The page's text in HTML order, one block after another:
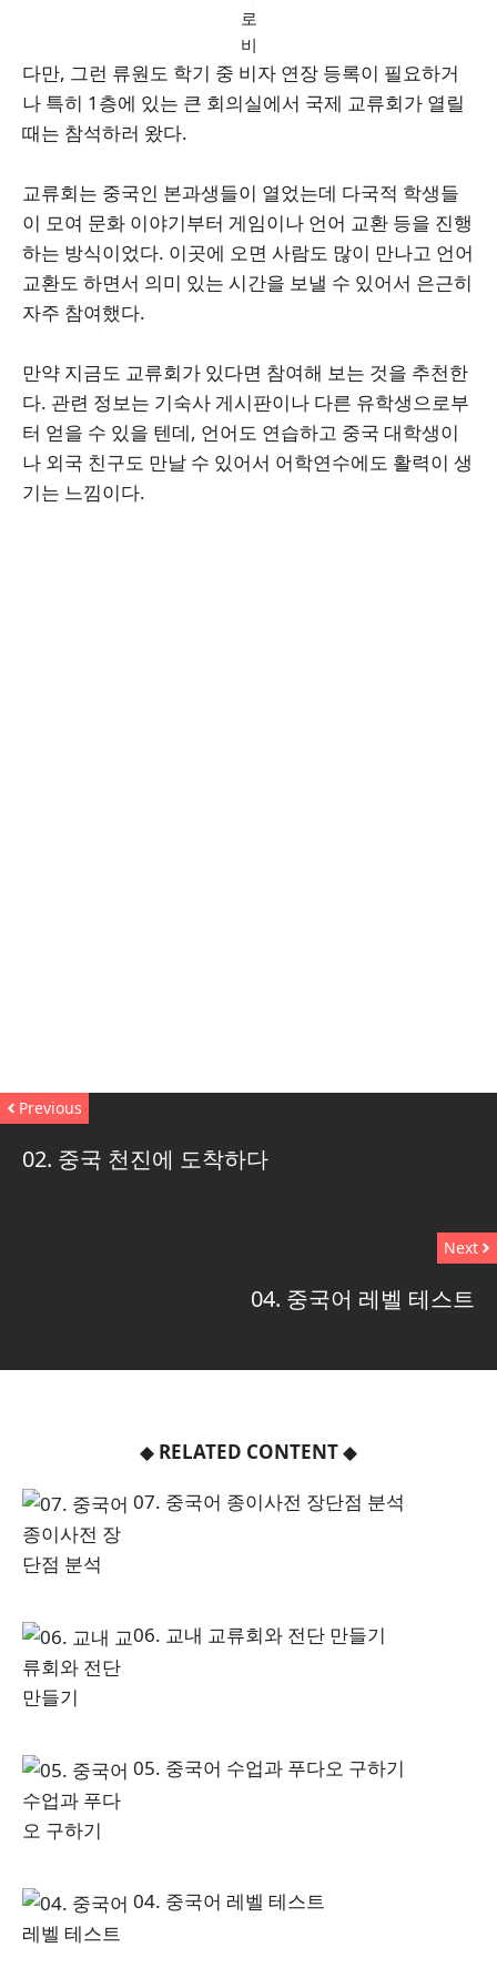
로
비
다만, 그런 류원도 학기 중 비자 연장 등록이 필요하거
나 특히 1층에 있는 큰 회의실에서 국제 교류회가 열릴
때는 참석하러 왔다.
교류회는 중국인 본과생들이 열었는데 다국적 학생들
이 모여 문화 이야기부터 게임이나 언어 교환 등을 진행
하는 방식이었다. 이곳에 오면 사람도 많이 만나고 언어
교환도 하면서 의미 있는 시간을 보낼 수 있어서 은근히
자주 참여했다.
만약 지금도 교류회가 있다면 참여해 보는 것을 추천한
다. 관련 정보는 기숙사 게시판이나 다른 유학생으로부
터 얻을 수 있을 텐데, 언어도 연습하고 중국 대학생이
나 외국 친구도 만날 수 있어서 어학연수에도 활력이 생
기는 느낌이다.
Previous
02. 중국 천진에 도착하다
Next
04. 중국어 레벨 테스트
◆ RELATED CONTENT◆
07. 중국어 종이사전 장단점 분석
06. 교내 교류회와 전단 만들기
05. 중국어 수업과 푸다오 구하기
04. 중국어 레벨 테스트